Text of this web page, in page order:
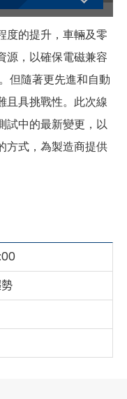
度的提升，車輛及零
源，以確保電磁兼容
但隨著更先進和自動
具挑戰性。 此次線
試中的最新變更，以
方式，為製造商提供